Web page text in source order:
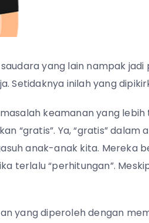
yang lain nampak
Setidaknya inilah yang
keamanan yang
“gratis”. Ya, “gratis”
anak-anak kita. Mereka
terlalu “perhitungan”.
yang diperoleh dengan